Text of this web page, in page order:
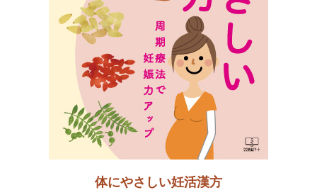
体にやさしい妊活漢方